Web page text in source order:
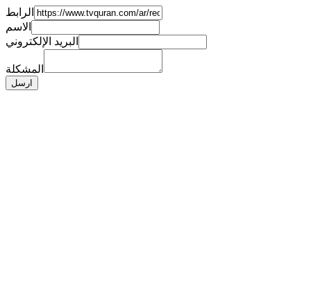
الرابط
الاسم
البريد الإلكتروني
المشكلة
ارسل